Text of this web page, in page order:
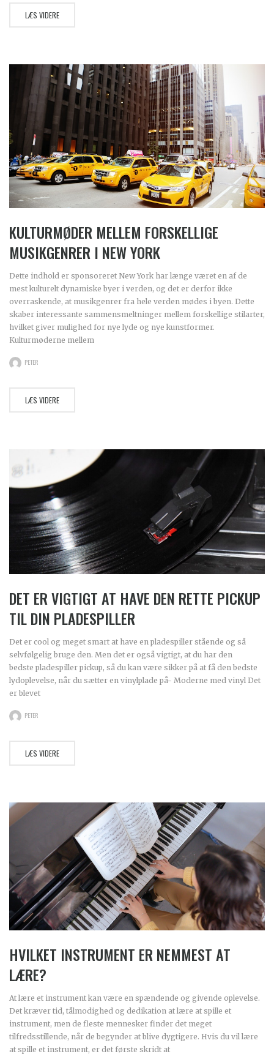
LÆS VIDERE
KULTURMØDER MELLEM FORSKELLIGE
MUSIKGENRER I NEW YORK
Dette indhold er sponsoreret New York har længe været en af de
mest kulturelt dynamiske byer i verden, og det er derfor ikke
overraskende, at musikgenrer fra hele verden mødes i byen. Dette
skaber interessante sammensmeltninger mellem forskellige stilarter,
hvilket giver mulighed for nye lyde og nye kunstformer.
Kulturmøderne mellem
PETER
LÆS VIDERE
DET ER VIGTIGT AT HAVE DEN RETTE PICKUP
TIL DIN PLADESPILLER
Det er cool og meget smart at have en pladespiller stående og så
selvfølgelig bruge den. Men det er også vigtigt, at du har den
bedste pladespiller pickup, så du kan være sikker på at få den bedste
lydoplevelse, når du sætter en vinylplade på- Moderne med vinyl Det
er blevet
PETER
LÆS VIDERE
HVILKET INSTRUMENT ER NEMMEST AT
LÆRE?
At lære et instrument kan være en spændende og givende oplevelse.
Det kræver tid, tålmodighed og dedikation at lære at spille et
instrument, men de fleste mennesker finder det meget
tilfredsstillende, når de begynder at blive dygtigere. Hvis du vil lære
at spille et instrument, er det første skridt at